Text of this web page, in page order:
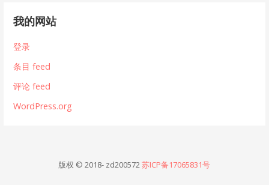
我的网站
登录
条目 feed
评论 feed
WordPress.org
版权 © 2018- zd200572苏ICP备17065831号